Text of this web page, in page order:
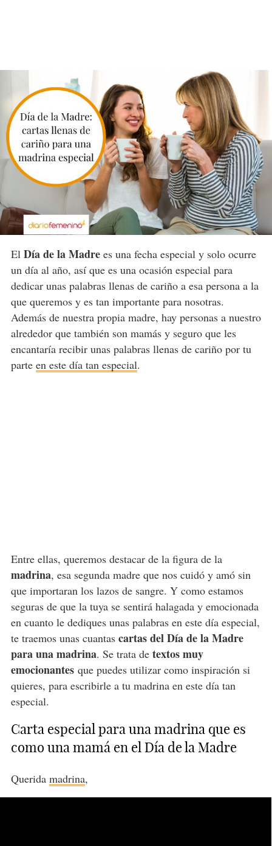
El Día de la Madrees una fecha especial y solo ocurre
un día al año, así que es una ocasión especial para
dedicar unas palabras llenas de cariño a esa persona a la
que queremos y es tan importante para nosotras.
Además de nuestra propia madre, hay personas a nuestro
alrededor que también son mamás y seguro que les
encantaría recibir unas palabras llenas de cariño por tu
parte en este día tan especial.
Entre ellas, queremos destacar de la figura de la
madrina, esa segunda madre que nos cuidó y amó sin
que importaran los lazos de sangre. Y como estamos
seguras de que la tuya se sentirá halagada y emocionada
en cuanto le dediques unas palabras en este día especial,
te traemos unas cuantas cartas del Día de la Madre
para una madrina. Se trata de textos muy
emocionantesque puedes utilizar como inspiración si
quieres, para escribirle a tu madrina en este día tan
especial.
Carta especial para una madrina que es
como una mamá en el Día de la Madre
Querida madrina,